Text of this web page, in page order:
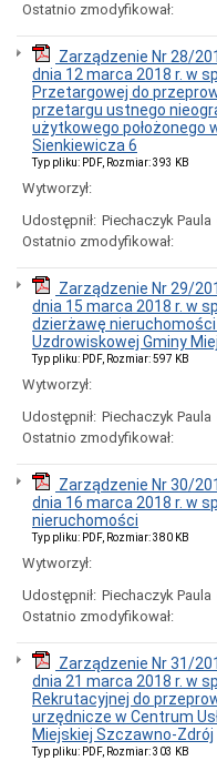
Uchwały
z
2024
roku
Uchwały
2023
roku
2022
roku
z
2021
roku
Uchwały
roku
Uchwały
roku
Uchwały
2018
roku
Uchwały
2017
Uchwały
2016
roku
Uchwały
Ostatnio zmodyfikował:
Zarządzenie Nr 28/
dnia 12 marca 2018 r. w
Przetargowej do
przetargu ustnego
użytkowego położonego
Sienkiewicza 6
Typ pliku: PDF, Rozmiar: 393 KB
Wytworzył:
Udostępnił: Piechaczyk Paula
Ostatnio zmodyfikował:
Zarządzenie Nr 29/
dnia 15 marca 2018 r. w
dzierżawę
Uzdrowiskowej Gminy
Typ pliku: PDF, Rozmiar: 597 KB
Wytworzył:
Udostępnił: Piechaczyk Paula
Ostatnio zmodyfikował:
Zarządzenie Nr 30/
dnia 16 marca 2018 r. w
nieruchomości
Typ pliku: PDF, Rozmiar: 380 KB
Wytworzył:
Udostępnił: Piechaczyk Paula
Ostatnio zmodyfikował:
Zarządzenie Nr 31/
dnia 21 marca 2018 r. w
Rekrutacyjnej do
urzędnicze w Centrum
Miejskiej Szczawno-Zdrój
Typ pliku: PDF, Rozmiar: 303 KB